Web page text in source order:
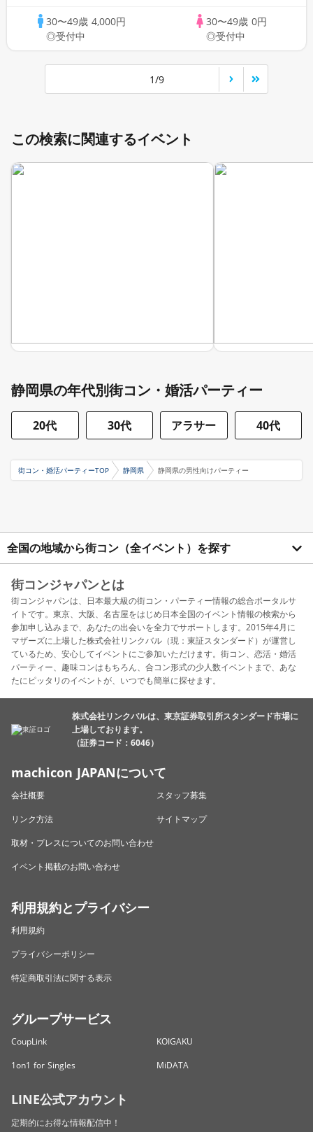
30〜49歳 4,000円
◎受付中
30〜49歳 0円
◎受付中
1/9
この検索に関連するイベント
静岡県の年代別街コン・婚活パーティー
20代 30代 アラサー 40代
街コン・婚活パーティーTOP 静岡県 静岡県の男性向けパーティー
全国の地域から街コン（全イベント）を探す
街コンジャパンとは
街コンジャパンは、日本最大級の街コン・パーティー情報の総合ポータルサ
イトです。東京、大阪、名古屋をはじめ日本全国のイベント情報の検索から
参加申し込みまで、あなたの出会いを全力でサポートします。2015年4月に
マザーズに上場した株式会社リンクバル（現：東証スタンダード）が運営し
ているため、安心してイベントにご参加いただけます。街コン、恋活・婚活
パーティー、趣味コンはもちろん、合コン形式の少人数イベントまで、あな
たにピッタリのイベントが、いつでも簡単に探せます。
株式会社リンクバルは、東京証券取引所スタンダード市場に
上場しております。
（証券コード：6046）
machicon JAPANについて
会社概要
スタッフ募集
リンク方法
サイトマップ
取材・プレスについてのお問い合わせ
イベント掲載のお問い合わせ
利用規約とプライバシー
利用規約
プライバシーポリシー
特定商取引法に関する表示
グループサービス
CoupLink
KOIGAKU
1on1 for Singles
MiDATA
LINE公式アカウント
定期的にお得な情報配信中！